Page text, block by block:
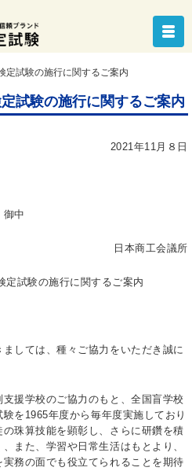
定試験の施行に関するご案内
試験の施行に関するご案内
2021年11月８日
中
日本商工会議所
定試験の施行に関するご案内
しては、種々ご協力をいただき誠に
援学校のご協力のもと、全国盲学校
を1965年度から毎年度実施しており
珠算技能を顕彰し、さらに研鑽を積
また、学習や日常生活はもとより、
務の面でも役立てられることを期待